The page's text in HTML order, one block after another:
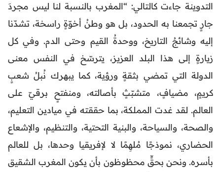
التدوينة جاءت كالتالي: “المغرب بالنسبة لنا ليس مجردَ
جارٍ تجمعنا به الحدود، بل هو وطنُ أخوّةٍ راسخة، تشدّنا
إليه وشائجُ التاريخ، ووحدةُ القيم وحتى الدم. وفي كل
زيارةٍ إلى هذا البلد العزيز، يترسّخ في النفس معنى
الدولة التي تمضي بثقةٍ ورؤية، كما يبهرك نُبلُ شعبٍ
كريمٍ، مضيافٍ، متشبّثٍ بأصالته، ومنفتحٍ برقيّ على
العالم. لقد غدت المملكة، بما حققته في ميادين التعليم،
والصحة، والسياحة، والبنية التحتية، والتنظيم، والإشعاع
الحضاري، نموذجًا مُلهِمًا لا لإفريقيا وحدها، بل للعالم
بأسره. ونحن بحقٍّ محظوظون بأن يكون المغرب الشقيق